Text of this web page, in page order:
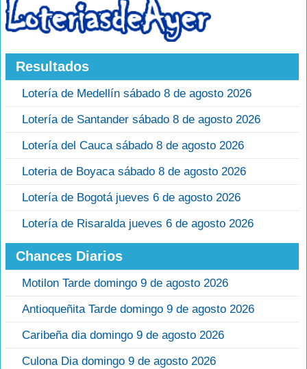
Resultados
Lotería de Medellín sábado 8 de agosto 2026
Lotería de Santander sábado 8 de agosto 2026
Lotería del Cauca sábado 8 de agosto 2026
Loteria de Boyaca sábado 8 de agosto 2026
Lotería de Bogotá jueves 6 de agosto 2026
Lotería de Risaralda jueves 6 de agosto 2026
Chances Diarios
Motilon Tarde domingo 9 de agosto 2026
Antioqueñita Tarde domingo 9 de agosto 2026
Caribeña dia domingo 9 de agosto 2026
Culona Dia domingo 9 de agosto 2026